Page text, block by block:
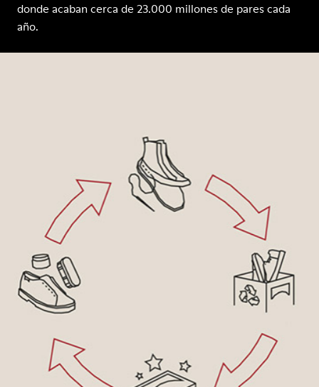
donde acaban cerca de 23.000 millones de pares cada
año.